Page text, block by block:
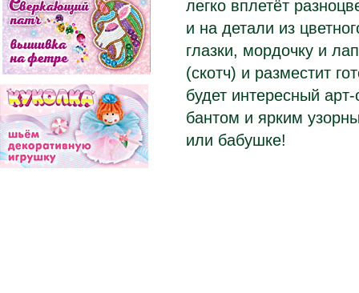
легко вплетёт
и на детали из
глазки, мордочку и
(скотч) и разместит
будет интересный
бантом и ярким
или бабушке!